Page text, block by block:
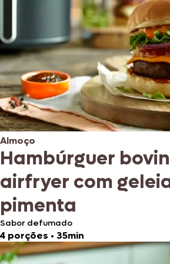
Almoço
Hambúrguer
airfryer com
pimenta
Sabor defumado
4 porções • 35min